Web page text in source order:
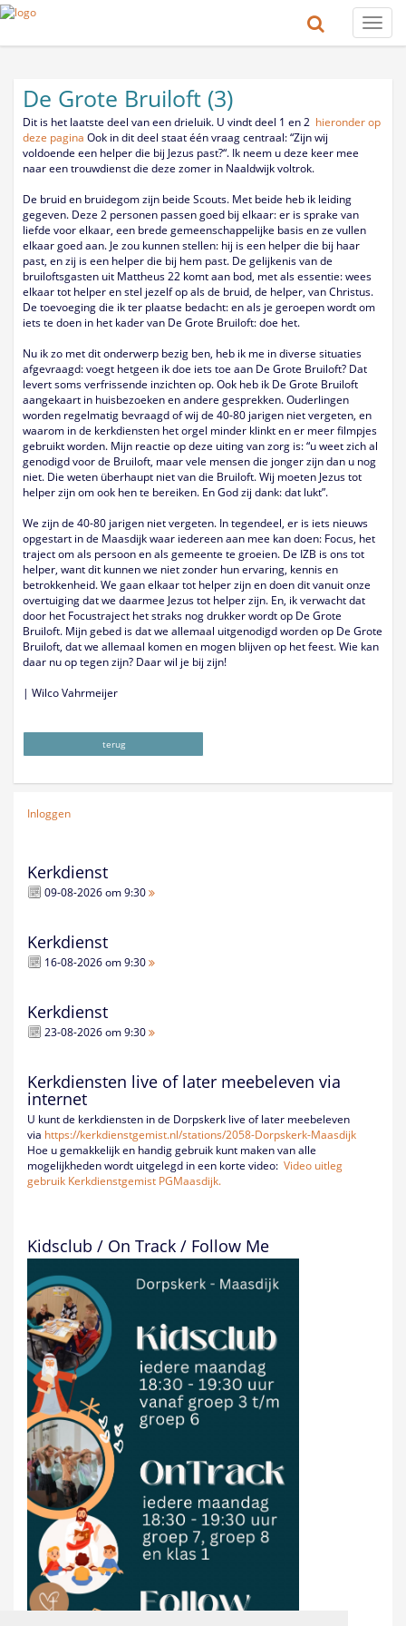
Toggle
De Grote Bruiloft (3)
Dit is het laatste deel van een drieluik. U vindt deel 1 en 2 hieronder op
deze pagina Ook in dit deel staat één vraag centraal: “Zijn wij
voldoende een helper die bij Jezus past?“. Ik neem u deze keer mee
naar een trouwdienst die deze zomer in Naaldwijk voltrok.
De bruid en bruidegom zijn beide Scouts. Met beide heb ik leiding
gegeven. Deze 2 personen passen goed bij elkaar: er is sprake van
liefde voor elkaar, een brede gemeenschappelijke basis en ze vullen
elkaar goed aan. Je zou kunnen stellen: hij is een helper die bij haar
past, en zij is een helper die bij hem past. De gelijkenis van de
bruiloftsgasten uit Mattheus 22 komt aan bod, met als essentie: wees
elkaar tot helper en stel jezelf op als de bruid, de helper, van Christus.
De toevoeging die ik ter plaatse bedacht: en als je geroepen wordt om
iets te doen in het kader van De Grote Bruiloft: doe het.
Nu ik zo met dit onderwerp bezig ben, heb ik me in diverse situaties
afgevraagd: voegt hetgeen ik doe iets toe aan De Grote Bruiloft? Dat
levert soms verfrissende inzichten op. Ook heb ik De Grote Bruiloft
aangekaart in huisbezoeken en andere gesprekken. Ouderlingen
worden regelmatig bevraagd of wij de 40-80 jarigen niet vergeten, en
waarom in de kerkdiensten het orgel minder klinkt en er meer filmpjes
gebruikt worden. Mijn reactie op deze uiting van zorg is: “u weet zich al
genodigd voor de Bruiloft, maar vele mensen die jonger zijn dan u nog
niet. Die weten überhaupt niet van die Bruiloft. Wij moeten Jezus tot
helper zijn om ook hen te bereiken. En God zij dank: dat lukt”.
We zijn de 40-80 jarigen niet vergeten. In tegendeel, er is iets nieuws
opgestart in de Maasdijk waar iedereen aan mee kan doen: Focus, het
traject om als persoon en als gemeente te groeien. De IZB is ons tot
helper, want dit kunnen we niet zonder hun ervaring, kennis en
betrokkenheid. We gaan elkaar tot helper zijn en doen dit vanuit onze
overtuiging dat we daarmee Jezus tot helper zijn. En, ik verwacht dat
door het Focustraject het straks nog drukker wordt op De Grote
Bruiloft. Mijn gebed is dat we allemaal uitgenodigd worden op De Grote
Bruiloft, dat we allemaal komen en mogen blijven op het feest. Wie kan
daar nu op tegen zijn? Daar wil je bij zijn!
| Wilco Vahrmeijer
terug
Inloggen
Kerkdienst
09-08-2026 om 9:30
Kerkdienst
16-08-2026 om 9:30
Kerkdienst
23-08-2026 om 9:30
Kerkdiensten live of later meebeleven via
internet
U kunt de kerkdiensten in de Dorpskerk live of later meebeleven
via https://kerkdienstgemist.nl/stations/2058-Dorpskerk-Maasdijk
Hoe u gemakkelijk en handig gebruik kunt maken van alle
mogelijkheden wordt uitgelegd in een korte video: Video uitleg
gebruik Kerkdienstgemist PGMaasdijk.
Kidsclub / On Track / Follow Me